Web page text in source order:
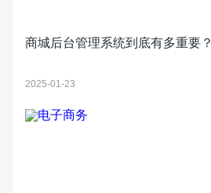
商城后台管理系统到底有多重要？
2025-01-23